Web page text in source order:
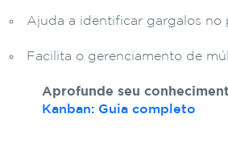
Ajuda a identificar gargalos no
Facilita o gerenciamento de
Aprofunde seu
Kanban: Guia completo